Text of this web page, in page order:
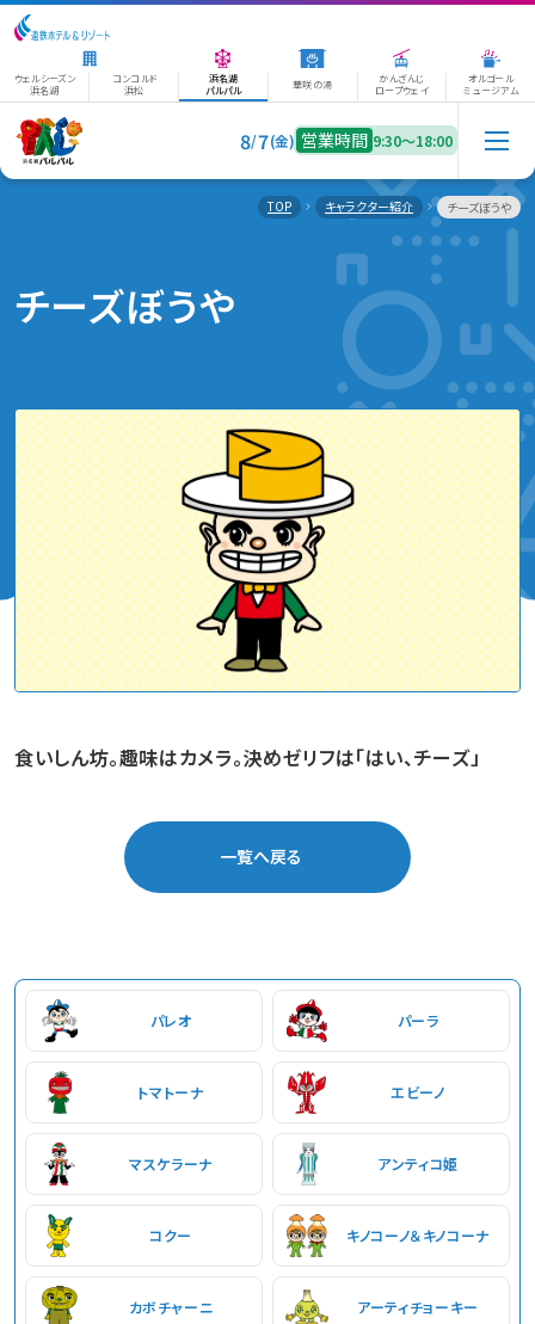
ウェルシーズン
浜名湖
コンコルド
浜松
浜名湖
パルパル
華咲の湯
かんざんじ
ロープウェイ
オルゴール
ミュージアム
8/7(金) 営業時間 9:30〜18:00
TOP キャラクター紹介 チーズぼうや
チーズぼうや
食いしん坊。趣味はカメラ。決めゼリフは「はい、チーズ」
一覧へ戻る
パレオ パーラ
トマトーナ エビーノ
マスケラーナ アンティコ姫
コクー キノコーノ＆キノコーナ
カボチャーニ アーティチョーキー